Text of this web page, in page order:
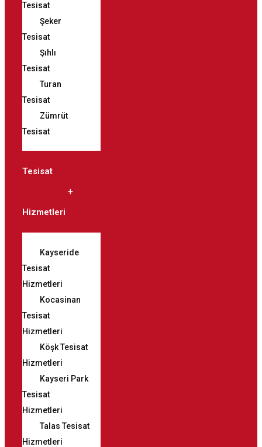
Tesisat
Şeker
Tesisat
Şıhlı
Tesisat
Turan
Tesisat
Zümrüt
Tesisat
Tesisat
Hizmetleri
Kayseride
Tesisat
Hizmetleri
Kocasinan
Tesisat
Hizmetleri
Köşk Tesisat
Hizmetleri
Kayseri Park
Tesisat
Hizmetleri
Talas Tesisat
Hizmetleri